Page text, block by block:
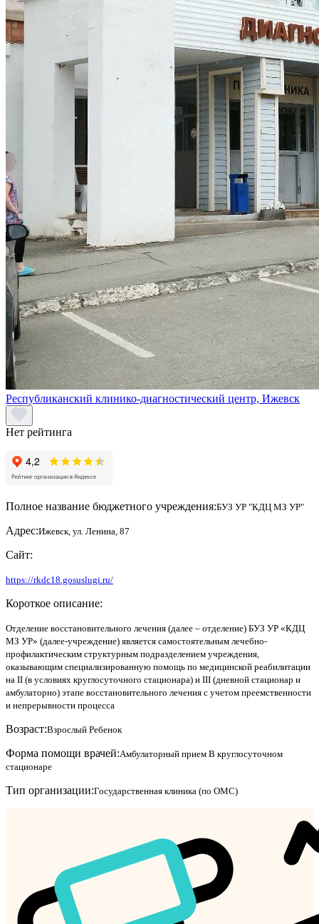
Республиканский клинико-диагностический центр, Ижевск
Нет рейтинга
Полное название бюджетного учреждения:БУЗ УР "КДЦ МЗ УР"
Адрес:Ижевск, ул. Ленина, 87
Сайт:
https://rkdc18.gosuslugi.ru/
Короткое описание:
Отделение восстановительного лечения (далее – отделение) БУЗ УР «КДЦ
МЗ УР» (далее-учреждение) является самостоятельным лечебно-
профилактическим структурным подразделением учреждения,
оказывающим специализированную помощь по медицинской реабилитации
на II (в условиях круглосуточного стационара) и III (дневной стационар и
амбулаторно) этапе восстановительного лечения с учетом преемственности
и непрерывности процесса
Возраст:Взрослый Ребенок
Форма помощи врачей:Амбулаторный прием В круглосуточном
стационаре
Тип организации:Государственная клиника (по ОМС)